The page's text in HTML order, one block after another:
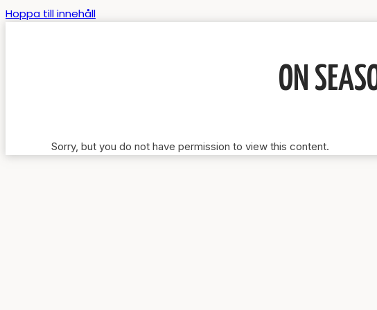
Hoppa till innehåll
ON
Sorry, but you do not have permission to view this content.